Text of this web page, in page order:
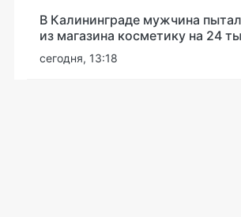
В Калининграде мужчина
из магазина косметику на 24
сегодня, 13:18